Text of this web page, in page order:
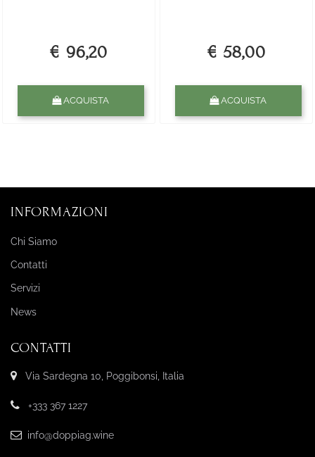
€ 96,20
ACQUISTA
€ 58,00
ACQUISTA
INFORMAZIONI
Chi Siamo
Contatti
Servizi
News
CONTATTI
Via Sardegna 10, Poggibonsi, Italia
+333 367 1227
info@doppiag.wine